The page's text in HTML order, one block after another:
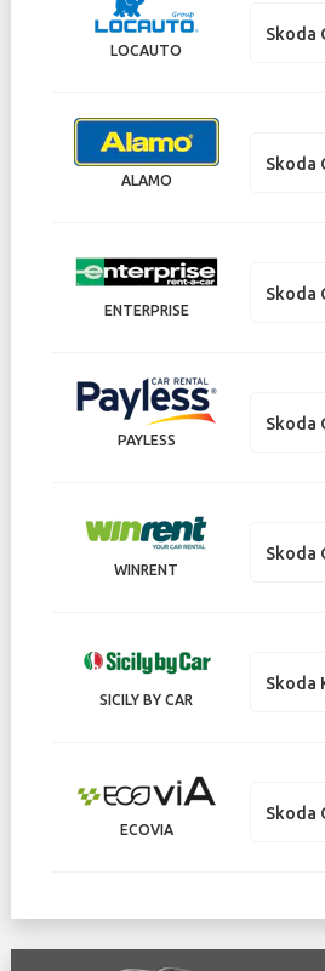
LOCAUTO
Skoda
ALAMO
Skoda
ENTERPRISE
Skoda
PAYLESS
Skoda
WINRENT
Skoda
SICILY BY CAR
Skoda
ECOVIA
Skoda